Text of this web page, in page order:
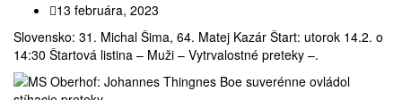
13 februára, 2023
Slovensko: 31. Michal Šima, 64. Matej Kazár Štart: utorok 14.2. o
14:30 Štartová listina – Muži – Vytrvalostné preteky –.